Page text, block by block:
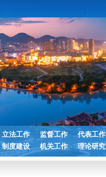
立法工作 监督工作
代表工作
制度建设 机关工作 理论研究